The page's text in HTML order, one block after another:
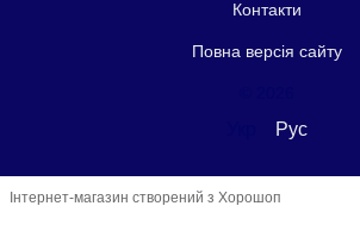
Контакти
Повна версія сайту
Рус
Інтернет-магазин створений з Хорошоп